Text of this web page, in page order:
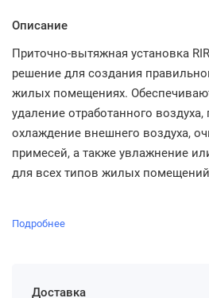
Описание
Приточно-вытяжная установка
решение для создания
жилых помещениях.
удаление отработанного воздуха,
охлаждение внешнего воздуха,
примесей, а также увлажнение
для всех типов жилых
Подробнее
Доставка